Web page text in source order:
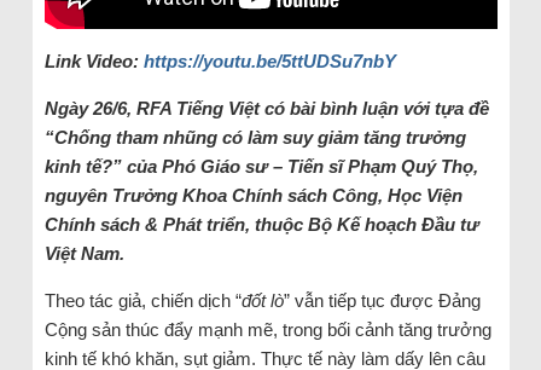
Link Video: https://youtu.be/5ttUDSu7nbY
Ngày 26/6, RFA Tiếng Việt có bài bình luận với tựa đề
“Chống tham nhũng có làm suy giảm tăng trưởng
kinh tế?” của Phó Giáo sư – Tiến sĩ Phạm Quý Thọ,
nguyên Trưởng Khoa Chính sách Công, Học Viện
Chính sách & Phát triển, thuộc Bộ Kế hoạch Đầu tư
Việt Nam.
Theo tác giả, chiến dịch “đốt lò” vẫn tiếp tục được Đảng
Cộng sản thúc đẩy mạnh mẽ, trong bối cảnh tăng trưởng
kinh tế khó khăn, sụt giảm. Thực tế này làm dấy lên câu